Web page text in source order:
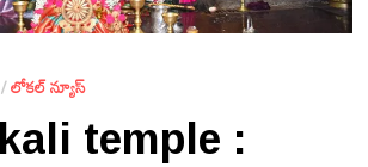
/లోకల్ న్యూస్
temple :